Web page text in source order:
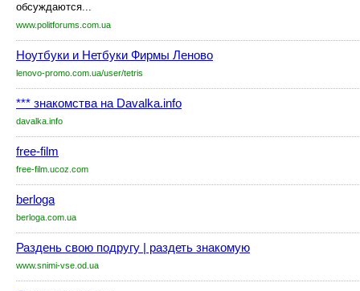
обсуждаются...
www.politforums.com.ua
Ноутбуки и Нетбуки Фирмы Леново
lenovo-promo.com.ua/user/tetris
*** знакомства на Davalka.info
davalka.info
free-film
free-film.ucoz.com
berloga
berloga.com.ua
Раздень свою подругу | раздеть знакомую
www.snimi-vse.od.ua